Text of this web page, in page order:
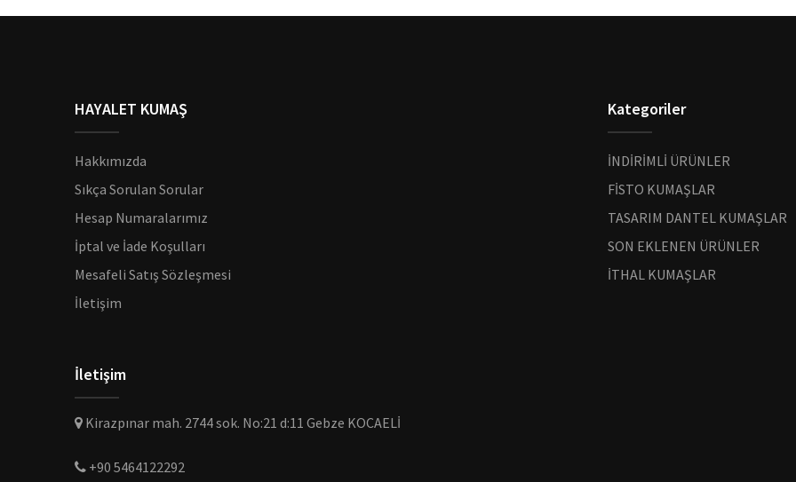
HAYALET KUMAŞ
Hakkımızda
Sıkça Sorulan Sorular
Hesap Numaralarımız
İptal ve İade Koşulları
Mesafeli Satış Sözleşmesi
İletişim
Kategoriler
İNDİRİMLİ ÜRÜNLER
FİSTO KUMAŞLAR
TASARIM DANTEL KUMAŞLAR
SON EKLENEN ÜRÜNLER
İTHAL KUMAŞLAR
İletişim
Kirazpınar mah. 2744 sok. No:21 d:11 Gebze KOCAELİ
+90 5464122292